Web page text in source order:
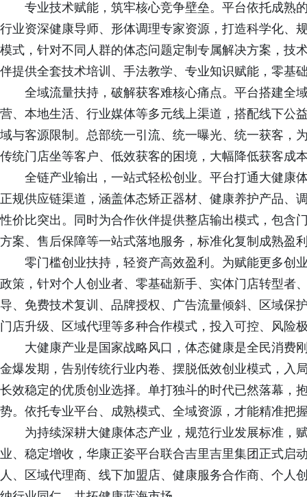
专业技术赋能，筑牢核心竞争壁垒。平台依托成熟
行业资深健康导师、形体调理专家资源，打造科学化、
模式，针对不同人群的体态问题定制专属解决方案，技
伴提供全套技术培训、手法教学、专业知识赋能，零基
全域流量扶持，破解获客难核心痛点。平台搭建全
营、本地生活、行业媒体等多元线上渠道，搭配线下公
域与客源限制。总部统一引流、统一曝光、统一获客，
传统门店坐等客户、低效获客的困境，大幅降低获客成
全链产业输出，一站式轻松创业。平台打通大健康
正规供应链渠道，涵盖体态矫正器材、健康养护产品、
性价比突出。同时为合作伙伴提供整店输出模式，包含
方案、售后保障等一站式落地服务，标准化复制成熟盈
零门槛创业扶持，轻资产高效盈利。为赋能更多创
政策，针对个人创业者、零基础新手、实体门店转型者
导、免费技术复训、品牌授权、广告流量倾斜、区域保
门店升级、区域代理等多种合作模式，投入可控、风险
大健康产业是国家战略风口，体态健康是全民消费
金爆发期，告别传统行业内卷、摆脱低效创业模式，入
长效稳定的优质创业选择。单打独斗的时代已然落幕，
势。依托专业平台、成熟模式、全域资源，才能精准把
为持续深耕大健康体态产业，规范行业发展标准，
业、稳定增收，华康正姿平台联合吉里吉里集团正式启
人、区域代理商、线下加盟店、健康服务合作商、个人